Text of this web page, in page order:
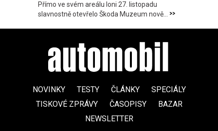
Přímo ve svém areálu loni 27. listopadu
slavnostně otevřelo Škoda Muzeum nově... >>
NOVINKY TESTY ČLÁNKY
SPECIÁLY
TISKOVÉ ZPRÁVY
ČASOPISY
BAZAR
NEWSLETTER